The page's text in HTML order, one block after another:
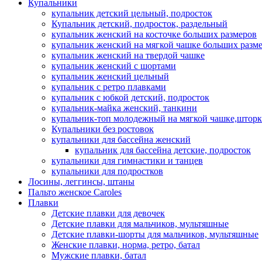
Купальники
купальник детский цельный, подросток
Купальник детский, подросток, раздельный
купальник женский на косточке больших размеров
купальник женский на мягкой чашке больших
купальник женский на твердой чашке
купальник женский с шортами
купальник женский цельный
купальник с ретро плавками
купальник с юбкой детский, подросток
купальник-майка женский, танкини
купальник-топ молодежный на мягкой
Купальники без ростовок
купальники для бассейна женский
купальник для бассейна детские, подросток
купальники для гимнастики и танцев
купальники для подростков
Лосины, леггинсы, штаны
Пальто женское Caroles
Плавки
Детские плавки для девочек
Детские плавки для мальчиков, мультяшные
Детские плавки-шорты для мальчиков, мультяшные
Женские плавки, норма, ретро, батал
Мужские плавки, батал